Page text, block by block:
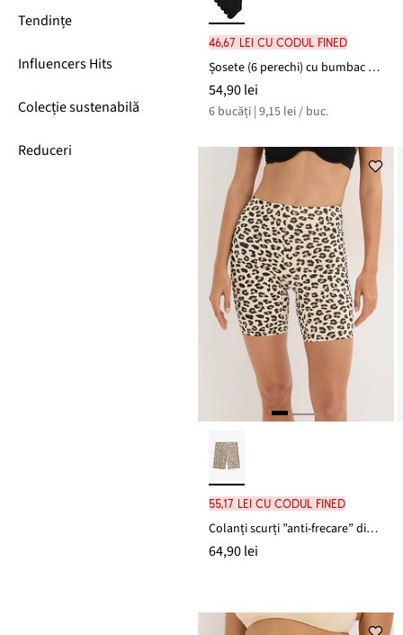
Tendințe
Influencers Hits
Colecție sustenabilă
Reduceri
46,67 lei cu codul FINED
Șosete (6 perechi) cu bumbac organic
54,90 lei
6 bucăți | 9,15 lei / buc.
55,17 lei cu codul FINED
Colanți scurți ”anti-frecare” din material răcoros
64,90 lei